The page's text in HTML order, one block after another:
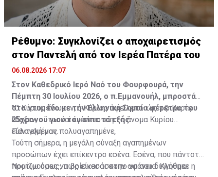
Ρέθυμνο: Συγκλονίζει ο αποχαιρετισμός
στον Παντελή από τον Ιερέα Πατέρα του
06.08.2026 17:07
Στον Καθεδρικό Ιερό Ναό του Φουρφουρά, την
Πέμπτη 30 Ιουλίου 2026, ο π.Εμμανουήλ, μπροστά
στο ντυμένο με την Ελληνική Σημαία φέρετρο του
25χρονου γιού του είπε τα εξής:
"Ο Κύριος ἔδωκεν, ὁ Κύριος ἀφείλετο· ὡς τῷ Κυρίῳ
ἔδοξεν, οὕτω καὶ ἐγένετο· εἴη τὸ ὄνομα Κυρίου
εὐλογημένον.
Παντελή μας πολυαγαπημένε,
Τούτη σήμερα, η μεγάλη σύναξη αγαπημένων
προσώπων έχει επίκεντρο εσένα. Εσένα, που πάντοτε
προτιμούσες να βρίσκεσαι στην αφάνεια. Κλήθηκε η
Νομίζω όμως, πως είναι άσκοπο να σου διηγούμαι